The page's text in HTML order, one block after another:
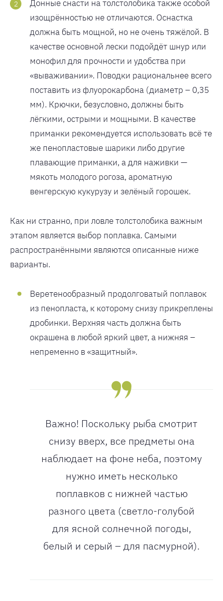
Донные снасти на толстолобика также особой
изощрённостью не отличаются. Оснастка
должна быть мощной, но не очень тяжёлой. В
качестве основной лески подойдёт шнур или
монофил для прочности и удобства при
«вываживании». Поводки рациональнее всего
поставить из флуорокарбона (диаметр – 0,35
мм). Крючки, безусловно, должны быть
лёгкими, острыми и мощными. В качестве
приманки рекомендуется использовать всё те
же пенопластовые шарики либо другие
плавающие приманки, а для наживки —
мякоть молодого рогоза, ароматную
венгерскую кукурузу и зелёный горошек.
Как ни странно, при ловле толстолобика важным
этапом является выбор поплавка. Самыми
распространёнными являются описанные ниже
варианты.
Веретенообразный продолговатый поплавок
из пенопласта, к которому снизу прикреплены
дробинки. Верхняя часть должна быть
окрашена в любой яркий цвет, а нижняя –
непременно в «защитный».
Важно! Поскольку рыба смотрит
снизу вверх, все предметы она
наблюдает на фоне неба, поэтому
нужно иметь несколько
поплавков с нижней частью
разного цвета (светло-голубой
для ясной солнечной погоды,
белый и серый – для пасмурной).